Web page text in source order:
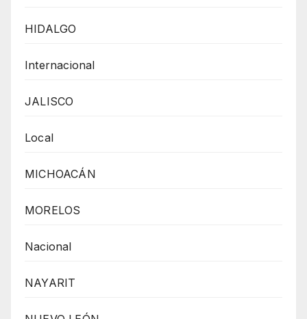
HIDALGO
Internacional
JALISCO
Local
MICHOACÁN
MORELOS
Nacional
NAYARIT